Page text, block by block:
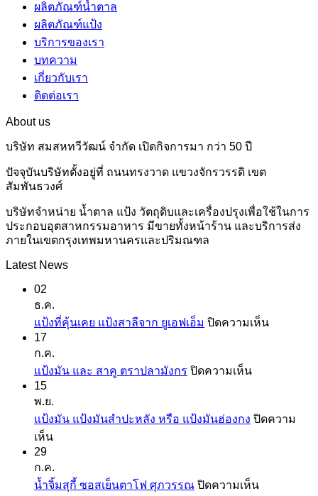
ผลิตภัณฑ์น้ำตาล
ผลิตภัณฑ์แป้ง
บริการของเรา
บทความ
เกี่ยวกับเรา
ติดต่อเรา
About us
บริษัท สมสหทวีวัฒน์ จำกัด เปิดกิจการมา กว่า 50 ปี
ปัจจุบันบริษัทตั้งอยู่ที่ ถนนทรงวาด แขวงจักรวรรดิ เขต
สัมพันธวงศ์
บริษัทจำหน่าย น้ำตาล แป้ง วัตถุดิบและเครื่องปรุงเพื่อใช้ในการ
ประกอบอุตสาหกรรมอาหาร มีขายทั้งหน้าร้าน และบริการส่ง
ภายในเขตกรุงเทพมหานครและปริมณฑล
Latest News
02
ธ.ค.
แป้งที่คุ้นเคย แป้งสาลีจาก ยูเอฟเอ็ม ปิดความเห็นบน
17
ก.ค.
แป้งมัน และ สาคู ตราปลามังกร ปิดความเห็นบน
และ
15
พ.ย.
แป้งมัน แป้งมันสำปะหลัง หรือ แป้งมันฮ่องกง ปิดความ
เห็นบน
มัน
แป้ง
29
ก.ค.
น้ำจิ้มสุกี้ ซอสเย็นตาโฟ ศุภวรรณ ปิดความเห็นบน